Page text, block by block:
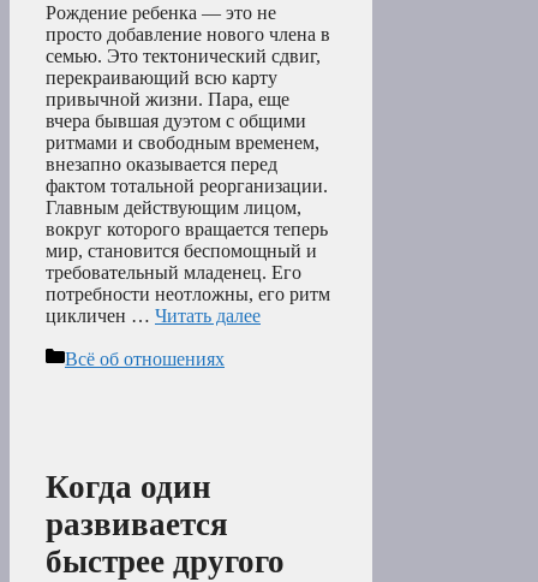
Рождение ребенка — это не
просто добавление нового члена в
семью. Это тектонический сдвиг,
перекраивающий всю карту
привычной жизни. Пара, еще
вчера бывшая дуэтом с общими
ритмами и свободным временем,
внезапно оказывается перед
фактом тотальной реорганизации.
Главным действующим лицом,
вокруг которого вращается теперь
мир, становится беспомощный и
требовательный младенец. Его
потребности неотложны, его ритм
цикличен … Читать далее
Рубрики
Всё об отношениях
Когда один
развивается
быстрее другого